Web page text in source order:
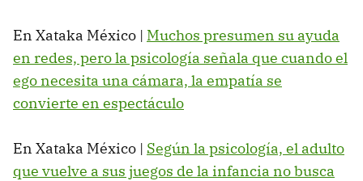
En Xataka México | Muchos presumen su ayuda
en redes, pero la psicología señala que cuando el
ego necesita una cámara, la empatía se
convierte en espectáculo
En Xataka México | Según la psicología, el adulto
que vuelve a sus juegos de la infancia no busca